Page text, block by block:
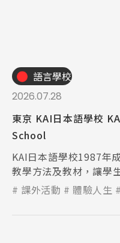
語言學校
2026.07.28
東京 KAI日本語學校
School
KAI日本語學校1987年
教學方法及教材，讓學
習，此外也獲得IALC組
課外活動 體驗人生